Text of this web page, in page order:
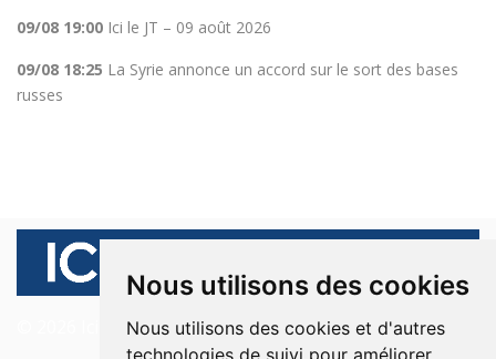
Nous utilisons des cookies
Nous utilisons des cookies et d'autres
technologies de suivi pour améliorer
09/08 19:00 Ici le JT – 09 août 2026
09/08 18:25 La Syrie annonce un accord sur le sort des bases
russes
© 2026 Ici Beyrouth. Tous les droits sont réservés.